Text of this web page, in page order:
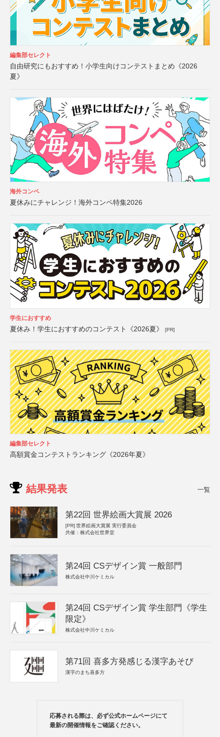
編集部セレクト
自由研究にもおすすめ！小学生向けコンテストまとめ《2026
夏》
海外コンペ
夏休みにチャレンジ！海外コンペ特集2026
学生におすすめ
夏休み！学生におすすめのコンテスト《2026夏》 [PR]
編集部セレクト
高額賞金コンテストランキング《2026年夏》
結果発表 一覧
第22回 世界絵画大賞展 2026
[PR] 世界絵画大賞展 実行委員会
共催：株式会社世界堂
第24回 CSデザイン賞 一般部門
株式会社中川ケミカル
第24回 CSデザイン賞 学生部門《学生
限定》
株式会社中川ケミカル
第71回 喜多方発感じる漢字あそび
漢字のまち喜多方
応募される際は、必ず公式ホームページにて
最新の開催情報をご確認ください。